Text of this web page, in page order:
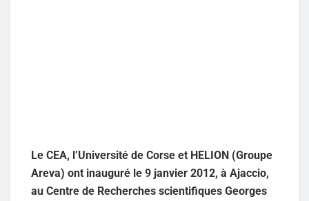
Le CEA, l’Université de Corse et HELION (Groupe
Areva) ont inauguré le 9 janvier 2012, à Ajaccio,
au Centre de Recherches scientifiques Georges